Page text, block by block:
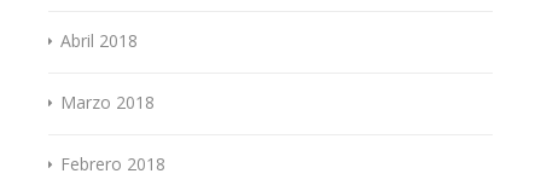
Abril 2018
Marzo 2018
Febrero 2018